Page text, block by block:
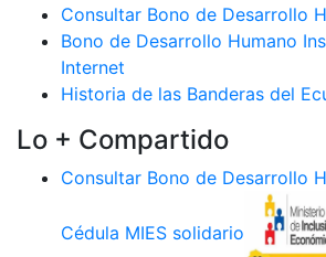
Consultar Bono de Desarrollo
Bono de Desarrollo Humano
Internet
Historia de las Banderas del
Lo + Compartido
Consultar Bono de Desarrollo
Cédula MIES solidario